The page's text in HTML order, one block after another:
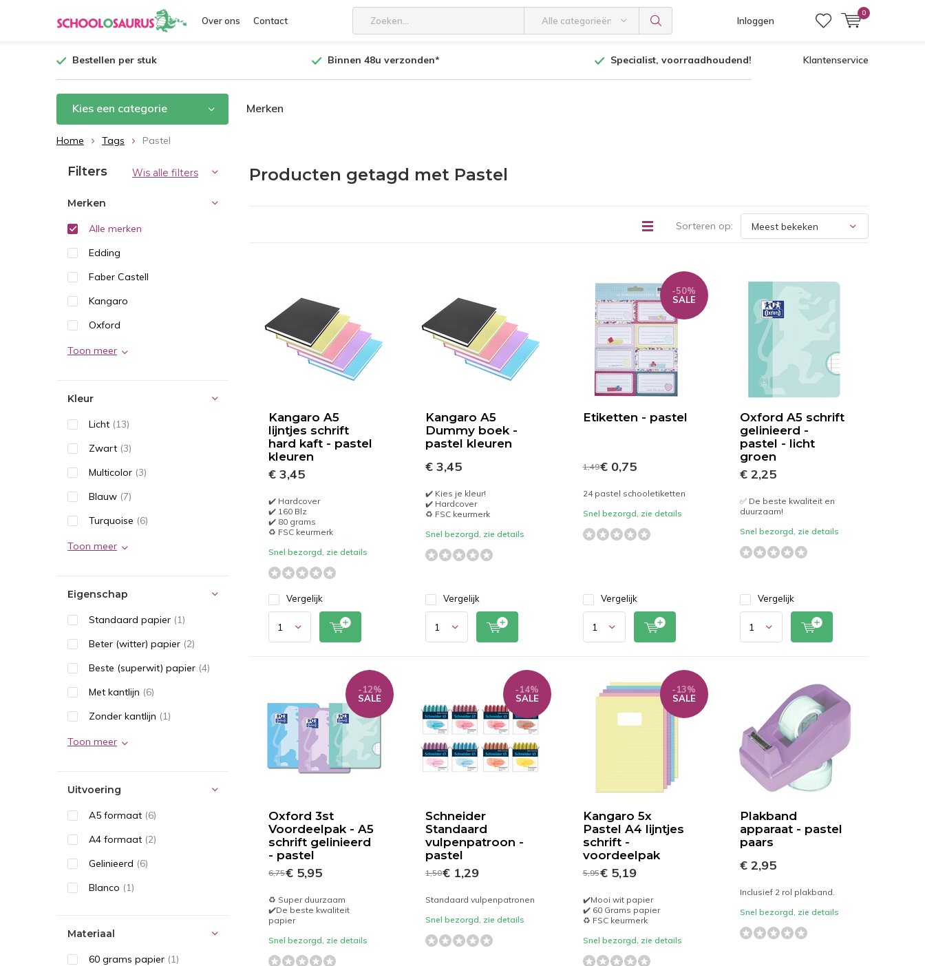
Over ons Contact Alle categorieën Inloggen
0
Bestellen per stuk Binnen 48u verzonden* Specialist, voorraadhoudend! Klantenservice
Kies een categorie Merken
Home Tags Pastel
Producten getagd met Pastel
Sorteren op:
Kangaro A5
lijntjes schrift
hard kaft - pastel
kleuren
€ 3,45
✔️ Hardcover
✔️ 160 Blz
✔️ 80 grams
♻️ FSC keurmerk
Snel bezorgd, zie details
Vergelijk
Kangaro A5
Dummy boek -
pastel kleuren
€ 3,45
✔️ Kies je kleur!
✔️ Hardcover
♻️ FSC keurmerk
Snel bezorgd, zie details
Vergelijk
Etiketten - pastel
-50%
SALE
1,49€ 0,75
24 pastel schooletiketten
Snel bezorgd, zie details
Vergelijk
Oxford A5 schrift
gelinieerd -
pastel - licht
groen
€ 2,25
✅ De beste kwaliteit en
duurzaam!
Snel bezorgd, zie details
Vergelijk
Oxford 3st
Voordeelpak - A5
schrift gelinieerd
- pastel
-12%
SALE
6,75€ 5,95
♻️ Super duurzaam
✔️De beste kwaliteit
papier
Snel bezorgd, zie details
Schneider
Standaard
vulpenpatroon -
pastel
-14%
SALE
1,50€ 1,29
Standaard vulpenpatronen
Snel bezorgd, zie details
Kangaro 5x
Pastel A4 lijntjes
schrift -
voordeelpak
-13%
SALE
5,95€ 5,19
✔️Mooi wit papier
✔️ 60 Grams papier
♻️ FSC keurmerk
Snel bezorgd, zie details
Plakband
apparaat - pastel
paars
€ 2,95
Inclusief 2 rol plakband.
Snel bezorgd, zie details
Filters Wis alle filters
Merken
Alle merken
Edding
Faber Castell
Kangaro
Oxford
Toon meer
Kleur
Licht (13)
Zwart (3)
Multicolor (3)
Blauw (7)
Turquoise (6)
Toon meer
Eigenschap
Standaard papier (1)
Beter (witter) papier (2)
Beste (superwit) papier (4)
Met kantlijn (6)
Zonder kantlijn (1)
Toon meer
Uitvoering
A5 formaat (6)
A4 formaat (2)
Gelinieerd (6)
Blanco (1)
Materiaal
60 grams papier (1)